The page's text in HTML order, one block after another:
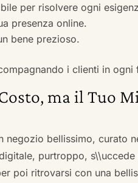
per risolvere ogni
presenza online.
bene prezioso.
i clienti in
ma il Tuo
bellissimo, curato
purtroppo,
poi ritrovarsi con una